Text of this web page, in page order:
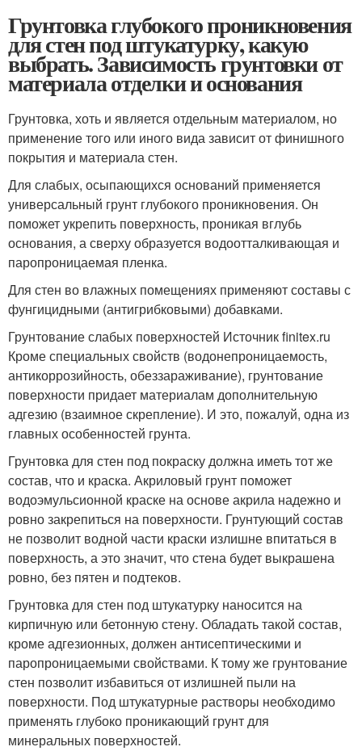
Грунтовка глубокого проникновения
для стен под штукатурку, какую
выбрать. Зависимость грунтовки от
материала отделки и основания
Грунтовка, хоть и является отдельным материалом, но
применение того или иного вида зависит от финишного
покрытия и материала стен.
Для слабых, осыпающихся оснований применяется
универсальный грунт глубокого проникновения. Он
поможет укрепить поверхность, проникая вглубь
основания, а сверху образуется водоотталкивающая и
паропроницаемая пленка.
Для стен во влажных помещениях применяют составы с
фунгицидными (антигрибковыми) добавками.
Грунтование слабых поверхностей Источник finitex.ru
Кроме специальных свойств (водонепроницаемость,
антикоррозийность, обеззараживание), грунтование
поверхности придает материалам дополнительную
адгезию (взаимное скрепление). И это, пожалуй, одна из
главных особенностей грунта.
Грунтовка для стен под покраску должна иметь тот же
состав, что и краска. Акриловый грунт поможет
водоэмульсионной краске на основе акрила надежно и
ровно закрепиться на поверхности. Грунтующий состав
не позволит водной части краски излишне впитаться в
поверхность, а это значит, что стена будет выкрашена
ровно, без пятен и подтеков.
Грунтовка для стен под штукатурку наносится на
кирпичную или бетонную стену. Обладать такой состав,
кроме адгезионных, должен антисептическими и
паропроницаемыми свойствами. К тому же грунтование
стен позволит избавиться от излишней пыли на
поверхности. Под штукатурные растворы необходимо
применять глубоко проникающий грунт для
минеральных поверхностей.